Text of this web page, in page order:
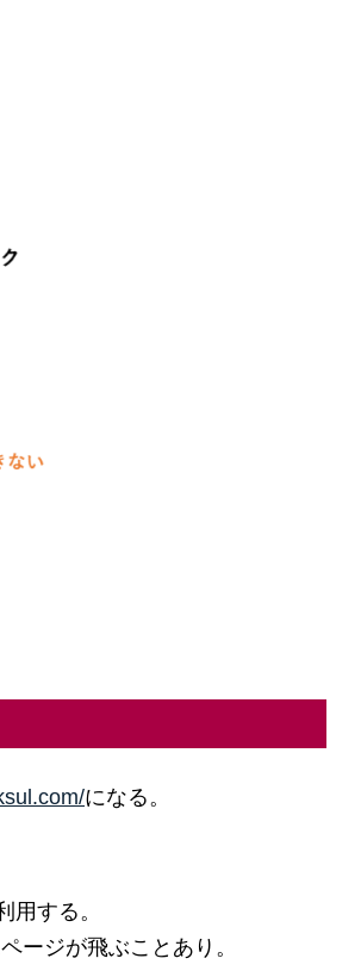
になる。
用する。
ージが飛ぶことあり。